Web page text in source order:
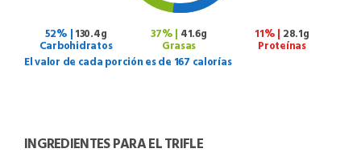
52% | 130.4g
Carbohidratos
37% | 41.6g
Grasas
11% | 28.1g
Proteínas
El valor de cada porción es de 167 calorías
INGREDIENTES PARA EL TRIFLE